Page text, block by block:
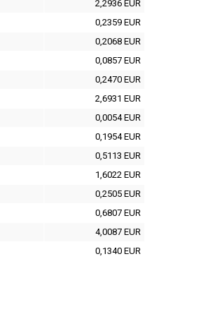
2,2936 EUR
0,2359 EUR
0,2068 EUR
0,0857 EUR
0,2470 EUR
2,6931 EUR
0,0054 EUR
0,1954 EUR
0,5113 EUR
1,6022 EUR
0,2505 EUR
0,6807 EUR
4,0087 EUR
0,1340 EUR